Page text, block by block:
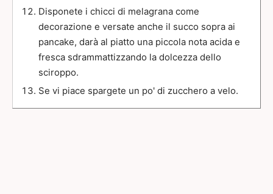
Disponete i chicci di melagrana come
decorazione e versate anche il succo sopra ai
pancake, darà al piatto una piccola nota acida e
fresca sdrammattizzando la dolcezza dello
sciroppo.
Se vi piace spargete un po' di zucchero a velo.